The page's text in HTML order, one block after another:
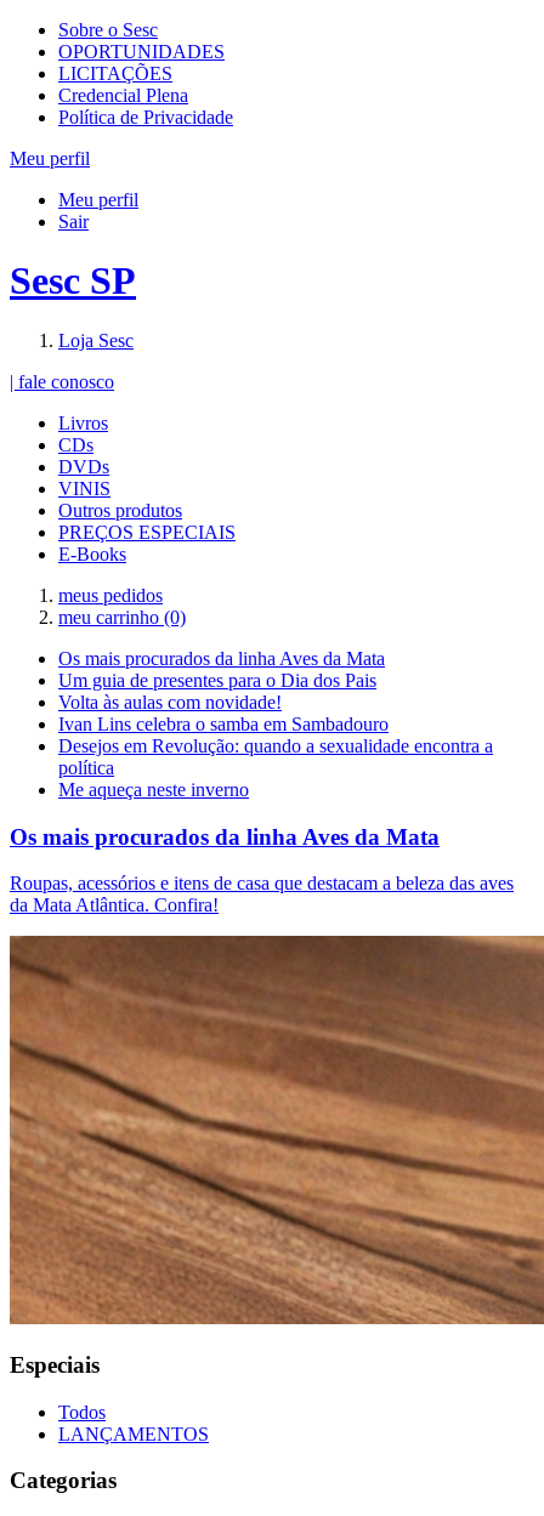
Sobre o Sesc
OPORTUNIDADES
LICITAÇÕES
Credencial Plena
Política de Privacidade
Meu perfil
Meu perfil
Sair
Sesc SP
Loja Sesc
| fale conosco
Livros
CDs
DVDs
VINIS
Outros produtos
PREÇOS ESPECIAIS
E-Books
meus pedidos
meu carrinho (0)
Os mais procurados da linha Aves da Mata
Um guia de presentes para o Dia dos Pais
Volta às aulas com novidade!
Ivan Lins celebra o samba em Sambadouro
Desejos em Revolução: quando a sexualidade encontra a
política
Me aqueça neste inverno
Os mais procurados da linha Aves da Mata
Roupas, acessórios e itens de casa que destacam a beleza das aves
da Mata Atlântica. Confira!
Especiais
Todos
LANÇAMENTOS
Categorias